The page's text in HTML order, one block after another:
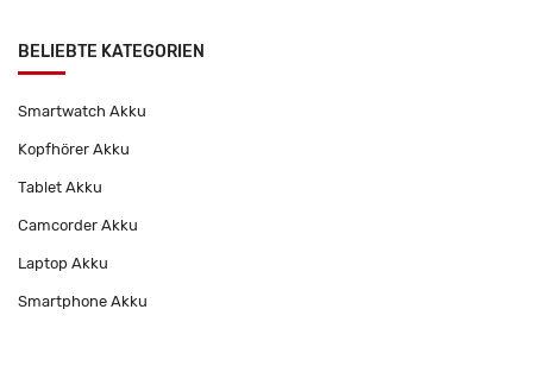
BELIEBTE KATEGORIEN
Smartwatch Akku
Kopfhörer Akku
Tablet Akku
Camcorder Akku
Laptop Akku
Smartphone Akku